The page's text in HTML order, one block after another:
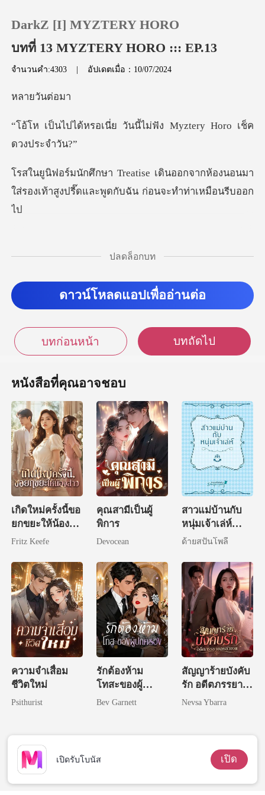
เติมเงิน
ออกจากระบบ
DarkZ [I] MYZTERY HORO
บทที่ 13 MYZTERY HORO ::: EP.13
จำนวนคำ:4303 | อัปเดตเมื่อ：10/07/2024
วันต
่ย วันนี้ไม่ฟัง Myzter
นออกจากห้องนอนมา
ใส่รองเท้าสูงปรี๊ดแ
ประกวด King Queen ต้องไปรายงานตัวแต่เช้า ส่วนเรื่อ
ปลดล็อกบท
ดาวน์โหลดแอปเพื่ออ่านต่อ
บทก่อนหน้า บทถัดไป
หนังสือที่คุณอาจชอบ
เกิดใหม่ครั้งนี้ขอ
ยกขยะให้น้อง
สาว
Fritz Keefe
คุณสามีเป็นผู้
พิการ
Devocean
สาวแม่บ้านกับ
หนุ่มเจ้าเล่ห์
(NC)
ด้ายสปันโพลี
ความจำเสื่อม
ชีวิตใหม่
Psithurist
รักต้องห้าม
โทสะของผู้
ปกครอง
Bev Garnett
สัญญาร้ายบังคับ
รัก อดีตภรรยา
ขอหย่าขาด
Nevsa Ybarra
เปิดรับโบนัส เปิด